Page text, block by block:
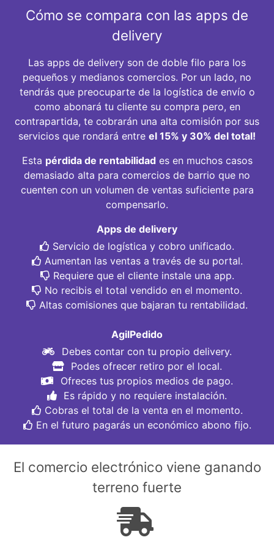
Cómo se compara con las apps de
delivery
Las apps de delivery son de doble filo para los
pequeños y medianos comercios. Por un lado, no
tendrás que preocuparte de la logística de envío o
como abonará tu cliente su compra pero, en
contrapartida, te cobrarán una alta comisión por sus
servicios que rondará entre el 15% y 30% del total!
Esta pérdida de rentabilidad es en muchos casos
demasiado alta para comercios de barrio que no
cuenten con un volumen de ventas suficiente para
compensarlo.
Apps de delivery
Servicio de logística y cobro unificado.
Aumentan las ventas a través de su portal.
Requiere que el cliente instale una app.
No recibis el total vendido en el momento.
Altas comisiones que bajaran tu rentabilidad.
AgilPedido
Debes contar con tu propio delivery.
Podes ofrecer retiro por el local.
Ofreces tus propios medios de pago.
Es rápido y no requiere instalación.
Cobras el total de la venta en el momento.
En el futuro pagarás un económico abono fijo.
El comercio electrónico viene ganando
terreno fuerte